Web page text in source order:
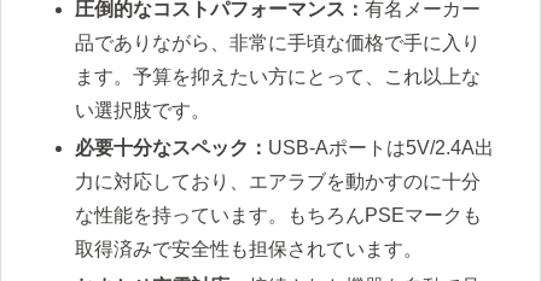
圧倒的なコストパフォーマンス：有名メーカー
品でありながら、非常に手頃な価格で手に入り
ます。予算を抑えたい方にとって、これ以上な
い選択肢です。
必要十分なスペック： USB-Aポートは5V/2.4A出
力に対応しており、エアラブを動かすのに十分
な性能を持っています。もちろんPSEマークも
取得済みで安全性も担保されています。